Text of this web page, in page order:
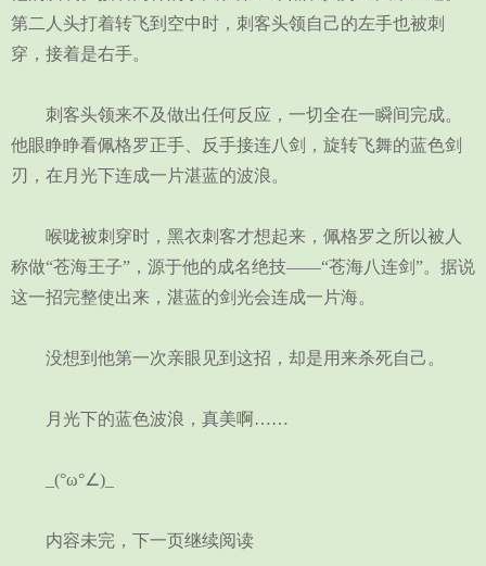
第二人头打着转飞到空中时，刺客头领自己的左手也被刺
穿，接着是右手。
刺客头领来不及做出任何反应，一切全在一瞬间完成。
他眼睁睁看佩格罗正手、反手接连八剑，旋转飞舞的蓝色剑
刃，在月光下连成一片湛蓝的波浪。
喉咙被刺穿时，黑衣刺客才想起来，佩格罗之所以被人
称做“苍海王子”，源于他的成名绝技——“苍海八连剑”。据说
这一招完整使出来，湛蓝的剑光会连成一片海。
没想到他第一次亲眼见到这招，却是用来杀死自己。
月光下的蓝色波浪，真美啊……
_(°ω°∠)_
内容未完，下一页继续阅读